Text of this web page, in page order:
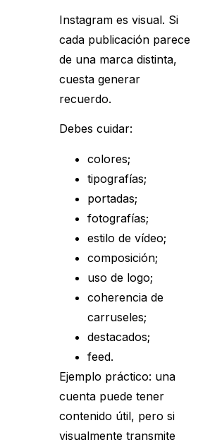
Instagram es visual. Si
cada publicación parece
de una marca distinta,
cuesta generar
recuerdo.
Debes cuidar:
colores;
tipografías;
portadas;
fotografías;
estilo de vídeo;
composición;
uso de logo;
coherencia de
carruseles;
destacados;
feed.
Ejemplo práctico: una
cuenta puede tener
contenido útil, pero si
visualmente transmite